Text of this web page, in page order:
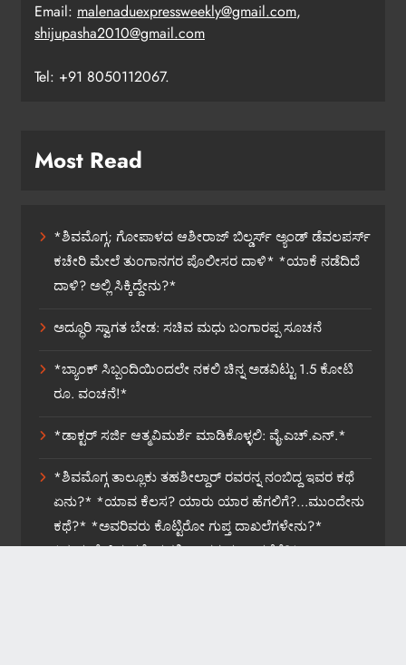
Email: malenaduexpressweekly@gmail.com,
shijupasha2010@gmail.com
Tel: +91 8050112067.
Most Read
*ಶಿವಮೊಗ್ಗ; ಗೋಪಾಳದ ಆಶೀರಾಜ್ ಬಿಲ್ಡರ್ಸ್ ಅ್ಯಂಡ್ ಡೆವಲಪರ್ಸ್
ಕಚೇರಿ ಮೇಲೆ ತುಂಗಾನಗರ ಪೊಲೀಸರ ದಾಳಿ* *ಯಾಕೆ ನಡೆದಿದೆ
ದಾಳಿ? ಅಲ್ಲಿ ಸಿಕ್ಕಿದ್ದೇನು?*
ಅದ್ಧೂರಿ ಸ್ವಾಗತ ಬೇಡ: ಸಚಿವ ಮಧು ಬಂಗಾರಪ್ಪ ಸೂಚನೆ
*ಬ್ಯಾಂಕ್ ಸಿಬ್ಬಂದಿಯಿಂದಲೇ ನಕಲಿ ಚಿನ್ನ ಅಡವಿಟ್ಟು 1.5 ಕೋಟಿ
ರೂ. ವಂಚನೆ!*
*ಡಾಕ್ಟರ್ ಸರ್ಜಿ ಆತ್ಮವಿಮರ್ಶೆ ಮಾಡಿಕೊಳ್ಳಲಿ: ವೈ.ಎಚ್.ಎನ್.*
*ಶಿವಮೊಗ್ಗ ತಾಲ್ಲೂಕು ತಹಶೀಲ್ದಾರ್ ರವರನ್ನ ನಂಬಿದ್ದ ಇವರ ಕಥೆ
ಏನು?* *ಯಾವ ಕೆಲಸ? ಯಾರು ಯಾರ ಹೆಗಲಿಗೆ?…ಮುಂದೇನು
ಕಥೆ?* *ಅವರಿವರು ಕೊಟ್ಟಿರೋ ಗುಪ್ತ ದಾಖಲೆಗಳೇನು?*
*ಸುಮ್ಮನೆ ಬಿಡುವರೇ ತಹಶೀಲ್ದಾರರ ವರ್ಗಾವಣೆಗೆ?*